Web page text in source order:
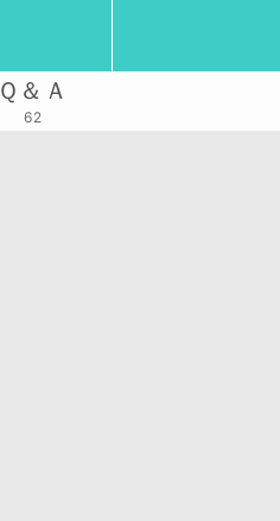
Ｑ＆Ａ
62